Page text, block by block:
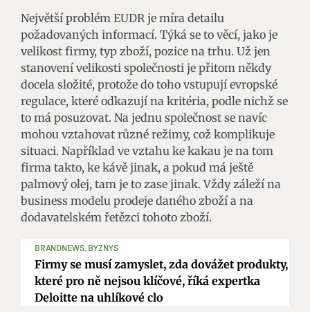
Největší problém EUDR je míra detailu
požadovaných informací. Týká se to věcí, jako je
velikost firmy, typ zboží, pozice na trhu. Už jen
stanovení velikosti společnosti je přitom někdy
docela složité, protože do toho vstupují evropské
regulace, které odkazují na kritéria, podle nichž se
to má posuzovat. Na jednu společnost se navíc
mohou vztahovat různé režimy, což komplikuje
situaci. Například ve vztahu ke kakau je na tom
firma takto, ke kávě jinak, a pokud má ještě
palmový olej, tam je to zase jinak. Vždy záleží na
business modelu prodeje daného zboží a na
dodavatelském řetězci tohoto zboží.
BRANDNEWS, BYZNYS
Firmy se musí zamyslet, zda dovážet produkty,
které pro ně nejsou klíčové, říká expertka
Deloitte na uhlíkové clo